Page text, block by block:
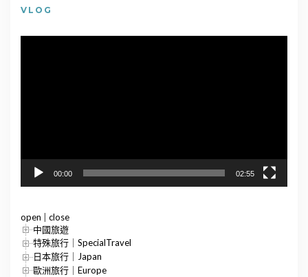
VLOG
00:00 02:55
open
close
中國旅遊
特殊旅行｜SpecialTravel
日本旅行｜Japan
歐洲旅行｜Europe